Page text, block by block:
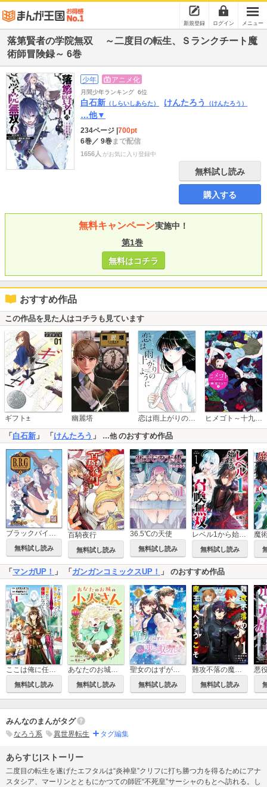
新規登録 ログイン メニュー
落第賢者の学院無双 ～二度目の転生、Ｓランクチート魔
術師冒険録～ 6巻
少年 アニメ化
月間少年ランキング 6位
白石新 （しらいしあらた） けんたろう （けんたろう）
…他▼
234ページ 700pt
6巻／ 9巻まで配信
1656人 がお気に入り登録中
無料試し読み
購入する
無料キャンペーン実施中！
第1巻
無料はコチラ
おすすめ作品
この作品を見た人はコチラも見ています
ギフト± 幽麗塔 恋は雨上がりのように ヒメゴト～十九歳の制服～
「 白石新 」 「 けんたろう 」 …他のおすすめ作品
ブラックバイヤーガールズ - 帝国百貨店裏外商部 -
無料試し読み
百騎夜行
無料試し読み
36.5℃の天使
無料試し読み
レベル1から始まる召喚無双 THE COMIC
無料試し読み
「マンガUP！ 」 「ガンガンコミックスUP！ 」 のおすすめ作品
ここは俺に任せて先に行けと言ってから10年がたったら伝説になっていた。
無料試し読み
あなたのお城の小人さん ～御飯下さい、働きますっ～（コミック）【分冊版】
無料試し読み
聖女のはずが、どうやら乗っ取られました
無料試し読み
難攻不落の魔王城へようこそ～デバフは不要と勇者パーティーを追い出された黒魔導士、魔王軍の最高幹部に迎えられる～
無料試し読み
みんなのまんがタグ
なろう系 異世界転生 タグ編集
あらすじ|ストーリー
二度目の転生を遂げたエフタルは“炎神皇”クリフに打ち勝つ力を得るためにアナ
スタシア、マーリンとともにかつての師匠“不死皇”サーシャのもとへ訪れる。し